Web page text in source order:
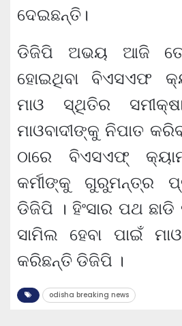
ଦେଇଛନ୍ତି।
ଡିଜିପି ଅଭୟ ଆଜି
ହୋଇଥିବା ବିଏସଏଫ
ମାଓ ସ୍ଥିତିର
ମାଓବାଦୀଙ୍କୁ ନିପାତ
ଠାରେ ବିଏସଏଫ୍
କର୍ମୀଙ୍କୁ ଗୁରୁମନ୍ତ୍ର
ଡିଜିପି । ହିଂସାର ପଥ
ସାମିଲ ହେବା ପାଇଁ
କରିଛନ୍ତି ଡିଜିପି ।
odisha breaking news